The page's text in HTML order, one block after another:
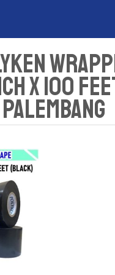
x 100